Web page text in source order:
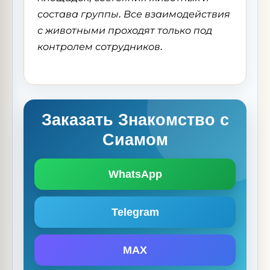
состава группы. Все взаимодействия
с животными проходят только под
контролем сотрудников.
Заказать Знакомство с
Сиамом
WhatsApp
Telegram
MAX